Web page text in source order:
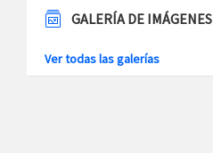
GALERÍA DE IMÁGENES
Ver todas las galerías